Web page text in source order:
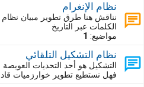
نظام الإنغرام
نناقش هنا طرق تطوير مبيان نظام
الكلمات عبر التاريخ
مواضيع: 1
نظام التشكيل التلقائي
التشكيل هو أحد التحديات العويصة
فهل نستطيع تطوير خوارزميات